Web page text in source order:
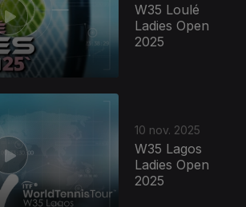
W35 Loulé
Ladies Open
2025
10 nov. 2025
W35 Lagos
Ladies Open
2025